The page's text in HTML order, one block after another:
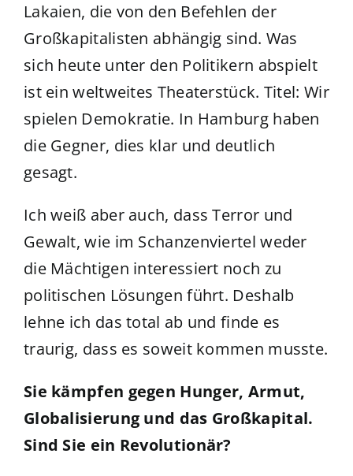
Lakaien, die von den Befehlen der
Großkapitalisten abhängig sind. Was
sich heute unter den Politikern abspielt
ist ein weltweites Theaterstück. Titel: Wir
spielen Demokratie. In Hamburg haben
die Gegner, dies klar und deutlich
gesagt.
Ich weiß aber auch, dass Terror und
Gewalt, wie im Schanzenviertel weder
die Mächtigen interessiert noch zu
politischen Lösungen führt. Deshalb
lehne ich das total ab und finde es
traurig, dass es soweit kommen musste.
Sie kämpfen gegen Hunger, Armut,
Globalisierung und das Großkapital.
Sind Sie ein Revolutionär?